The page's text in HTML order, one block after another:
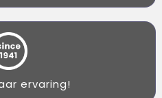
ervaring!